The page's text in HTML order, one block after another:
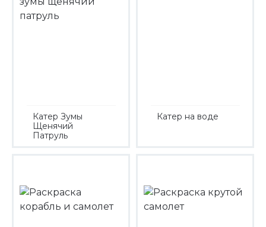
Катер Зумы
Щенячий
Патруль
Катер на воде